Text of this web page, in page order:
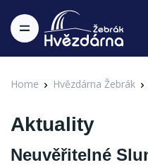
Home Hvězdárna Žebrák
Aktuality
Neuvěřitelné